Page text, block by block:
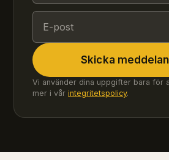
Skicka
Vi använder dina uppgifter bara för
mer i vår integritetspolicy.